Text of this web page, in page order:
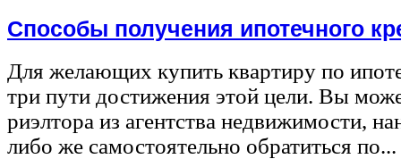
Способы получения ипотечного
Для желающих купить квартиру по
три пути достижения этой цели. Вы
риэлтора из агентства недвижимости,
либо же самостоятельно обратиться по...